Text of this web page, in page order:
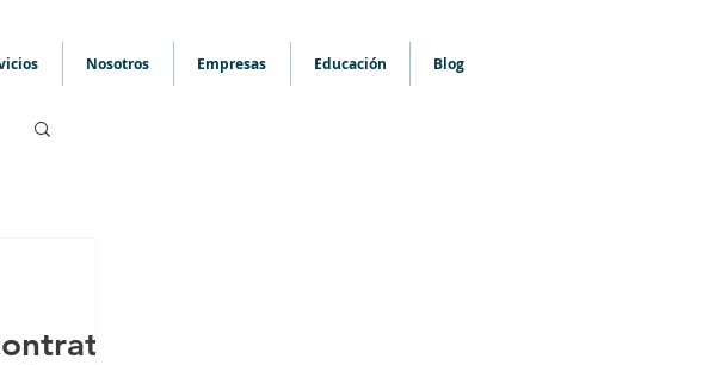
Nosotros Empresas Educación Blog